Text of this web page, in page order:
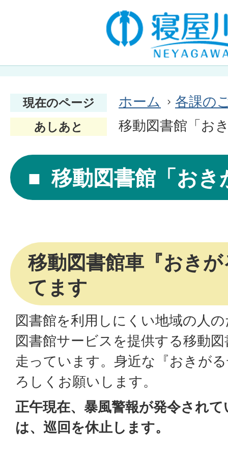
現在のページ ホーム 各課の
あしあと 移動図書館「お
移動図書館「おき
移動図書館車『おき
てます
図書館を利用しにくい地域の人
図書館サービスを提供する移動
走っています。身近な『おきが
ろしくお願いします。
正午現在、暴風警報が発令され
は、巡回を休止します。